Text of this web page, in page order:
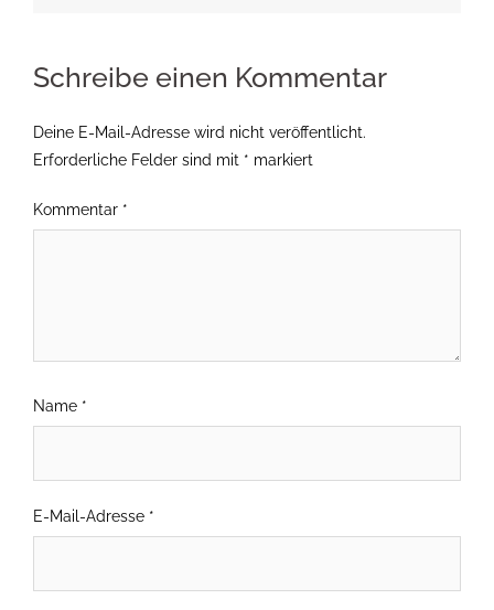
Schreibe einen Kommentar
Deine E-Mail-Adresse wird nicht veröffentlicht.
Erforderliche Felder sind mit * markiert
Kommentar *
Name *
E-Mail-Adresse *